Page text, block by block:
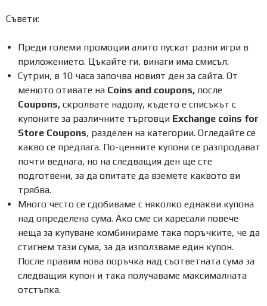
Съвети:
Преди големи промоции алито пускат разни игри в
приложението. Цъкайте ги, винаги има смисъл.
Сутрин, в 10 часа започва новият ден за сайта. От
менюто отивате на Coins and coupons, после
Coupons, скролвате надолу, където е списъкът с
купоните за различните търговци Exchange coins for
Store Coupons, разделен на категории. Огледайте се
какво се предлага. По-ценните купони се разпродават
почти веднага, но на следващия ден ще сте
подготвени, за да опитате да вземете каквото ви
трябва.
Много често се сдобиваме с няколко еднакви купона
над определена сума. Ако сме си харесали повече
неща за купуване комбинираме така поръчките, че да
стигнем тази сума, за да използваме един купон.
После правим нова поръчка над съответната сума за
следващия купон и така получаваме максималната
отстъпка.